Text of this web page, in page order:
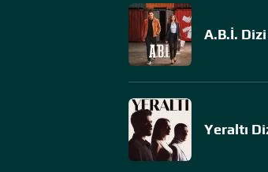
A.B.İ.
Yeraltı